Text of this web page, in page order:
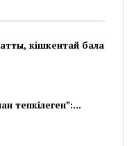
кішкентай бала
тепкілеген”:…